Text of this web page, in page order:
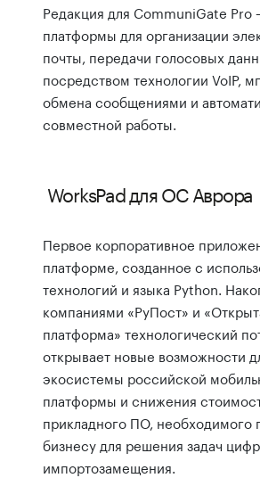
Редакция для CommuniGate
платформы для организации
почты, передачи голосовых
посредством технологии VoIP,
обмена сообщениями и
совместной работы.
WorksPad для ОС Аврора
Первое корпоративное
платформе, созданное с
технологий и языка Python.
компаниями «РуПост» и
платформа» технологический
открывает новые возможности
экосистемы российской
платформы и снижения
прикладного ПО, необходимого
бизнесу для решения задач
импортозамещения.